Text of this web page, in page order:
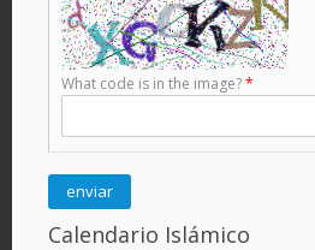
What code is in the image?*
Calendario Islámico